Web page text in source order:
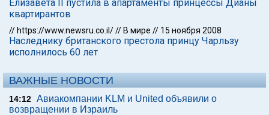
Елизавета II пустила в апартаменты принцессы Дианы
квартирантов
// https://www.newsru.co.il/// В мире // 15 ноября 2008
Наследнику британского престола принцу Чарльзу
исполнилось 60 лет
ВАЖНЫЕ НОВОСТИ
14:12 Авиакомпании KLM и United объявили о
возвращении в Израиль